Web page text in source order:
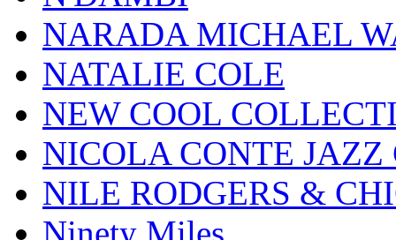
NARADA MICHAEL
NATALIE COLE
NEW COOL
NICOLA CONTE JAZZ
NILE RODGERS &